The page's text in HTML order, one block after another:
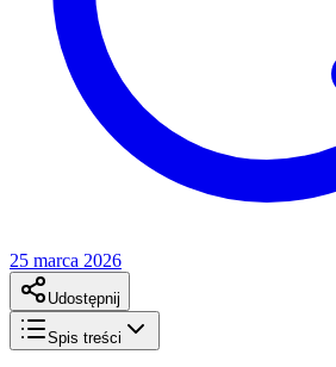
25 marca 2026
Udostępnij
Spis treści